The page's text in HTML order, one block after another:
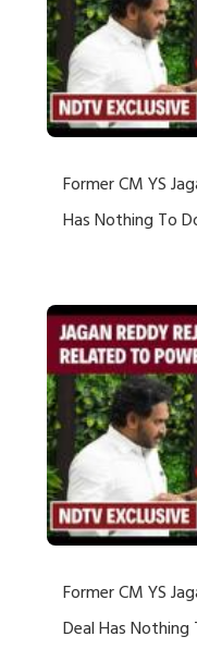
Former CM YS
Has Nothing To
Former CM YS
Deal Has Nothing